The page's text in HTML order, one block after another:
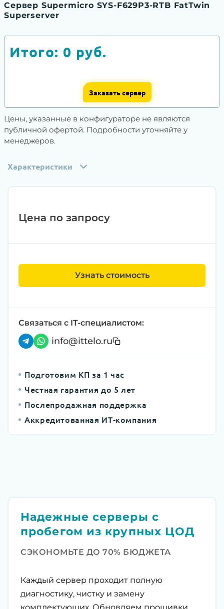
Сервер Supermicro SYS-F629P3-RTB FatTwin
Superserver
Итого: 0 руб.
Заказать сервер
Цены, указанные в конфигураторе не являются
публичной офертой. Подробности уточняйте у
менеджеров.
Характеристики
Цена по запросу
Узнать стоимость
Связаться с IT-специалистом:
info@ittelo.ru
Подготовим КП за 1 час
Честная гарантия до 5 лет
Послепродажная поддержка
Аккредитованная ИТ-компания
Надежные серверы с
пробегом из крупных ЦОД
СЭКОНОМЬТЕ ДО 70% БЮДЖЕТА
Каждый сервер проходит полную
диагностику, чистку и замену